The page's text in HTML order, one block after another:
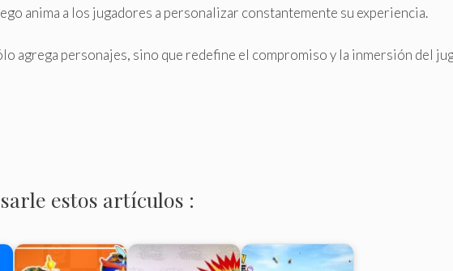
anima a los jugadores a personalizar constantemente su experiencia.
agrega personajes, sino que redefine el compromiso y la inmersión del
estos artículos :